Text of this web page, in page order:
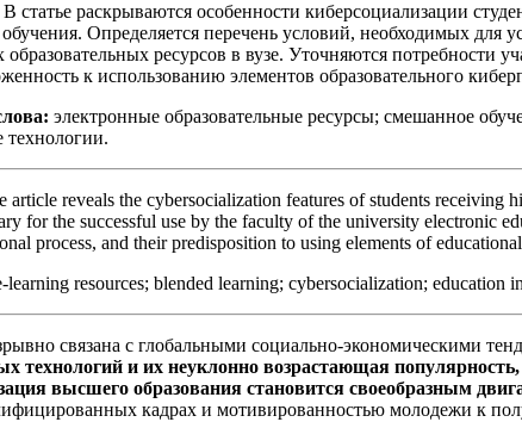
В статье раскрываются особенности киберсоциализации
Определяется перечень условий, необходимых для
ресурсов в вузе. Уточняются потребности
к использованию элементов образовательного
электронные образовательные ресурсы; смешанное
технологии.
article reveals the cybersocialization features of students
for the successful use by the faculty of the university electronic
process, and their predisposition to using elements of
learning resources; blended learning; cybersocialization; education
связана с глобальными социально-экономическими
технологий и их неуклонно возрастающая
высшего образования становится своеобразным
кадрах и мотивированностью молодежи к